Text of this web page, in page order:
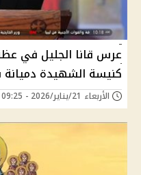
عرس قانا الجليل في
كنيسة الشهيدة دميانة
الأربعاء 21/يناير/2026 - 09:25 م